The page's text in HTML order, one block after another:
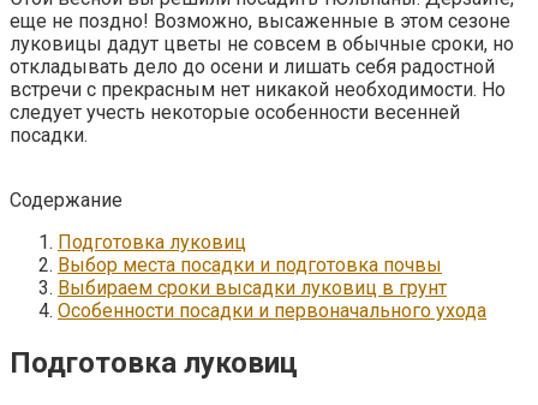
еще не поздно! Возможно, высаженные в этом сезоне
луковицы дадут цветы не совсем в обычные сроки, но
откладывать дело до осени и лишать себя радостной
встречи с прекрасным нет никакой необходимости. Но
следует учесть некоторые особенности весенней
посадки.
Содержание
Подготовка луковиц
Выбор места посадки и подготовка почвы
Выбираем сроки высадки луковиц в грунт
Особенности посадки и первоначального ухода
Подготовка луковиц